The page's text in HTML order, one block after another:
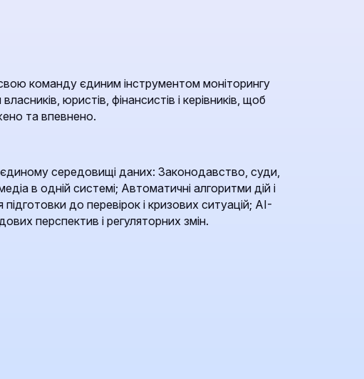
команду єдиним інструментом моніторингу
юристів, фінансистів і керівників, щоб
та впевнено.
середовищі даних: Законодавство, суди,
в одній системі; Автоматичні алгоритми дій і
підготовки до перевірок і кризових ситуацій; AI-
перспектив і регуляторних змін.